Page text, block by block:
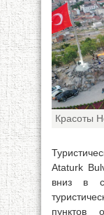
Красоты
Ataturk
вниз в
пунктов